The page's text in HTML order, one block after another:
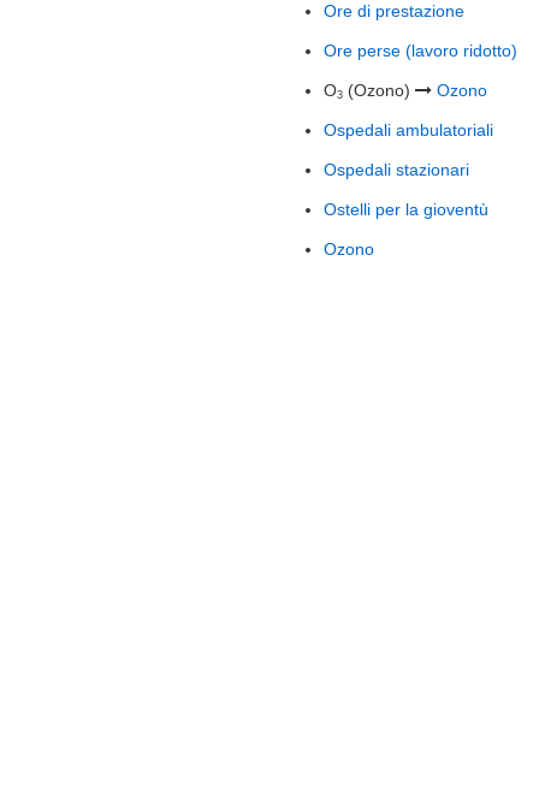
Ore di prestazione
Ore perse (lavoro ridotto)
O3 (Ozono) Ozono
Ospedali ambulatoriali
Ospedali stazionari
Ostelli per la gioventù
Ozono